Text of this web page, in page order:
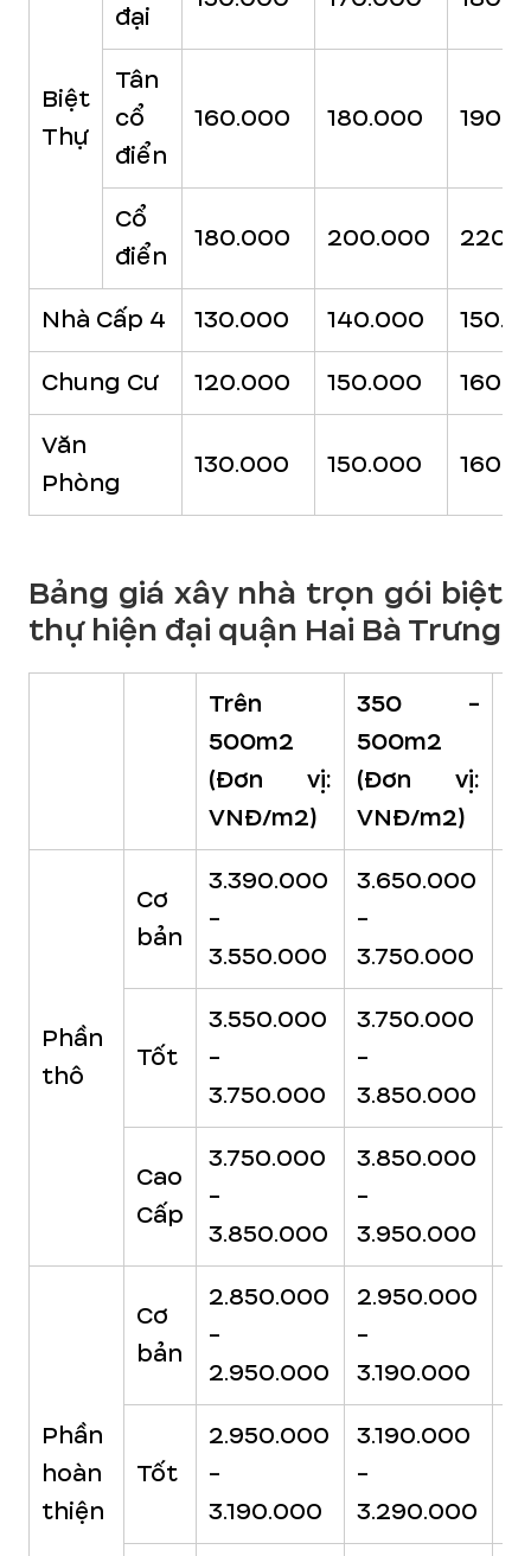
Biệt
Thự
đại
Tân
cổ
điển
160.000 180.000
Cổ
điển
180.000 200.000
Nhà Cấp 4 130.000 140.000
Chung Cư
120.000 150.000
Văn
Phòng
130.000 150.000
Bảng giá xây nhà trọn gói biệt
thự hiện đại quận Hai Bà Trưng
Trên
500m2
(Đơn vị:
VNĐ/m2)
350 -
500m2
(Đơn vị:
VNĐ/m2)
Phần
thô
Cơ
bản
3.390.000
-
3.550.000
3.650.000
-
3.750.000
Tốt
3.550.000
-
3.750.000
3.750.000
-
3.850.000
Cao
Cấp
3.750.000
-
3.850.000
3.850.000
-
3.950.000
Phần
hoàn
thiện
Cơ
bản
2.850.000
-
2.950.000
2.950.000
-
3.190.000
Tốt
2.950.000
-
3.190.000
3.190.000
-
3.290.000